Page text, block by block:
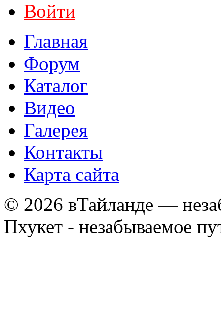
Войти
Главная
Форум
Каталог
Видео
Галерея
Контакты
Карта сайта
© 2026 вТайланде —
Пхукет - незабываемое